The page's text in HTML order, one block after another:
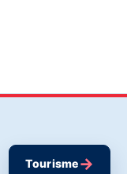
Tourisme→